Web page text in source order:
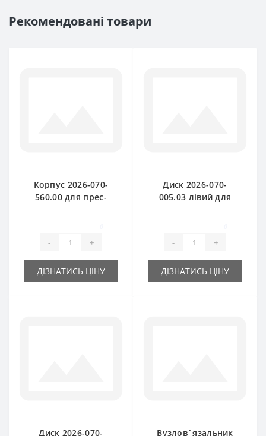
Рекомендовані товари
Корпус 2026-070-
560.00 для прес-
- +
ДІЗНАТИСЬ ЦІНУ
Диск 2026-070-
005.03 лівий для
- +
ДІЗНАТИСЬ ЦІНУ
Диск 2026-070- Вузлов`язальник